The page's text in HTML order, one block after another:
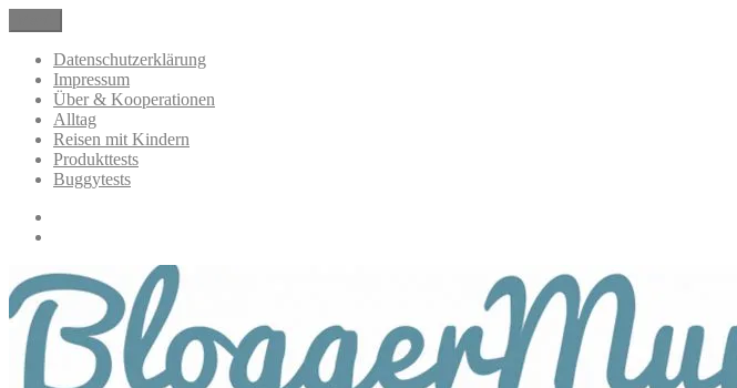
Inhalt
springen
BloggerMumOf3Boys Mamablog
Mamablog über das Leben mit drei Kindern mit Produkttests und Alltagsthemen
Datenschutzerklärung
Impressum
Über & Kooperationen
Alltag
Reisen mit Kindern
Produkttests
Buggytests